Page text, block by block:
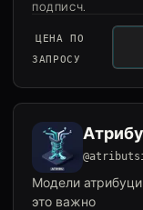
ПОДПИСЧ.
ЦЕНА ПО
ЗАПРОСУ
Модели
это важно